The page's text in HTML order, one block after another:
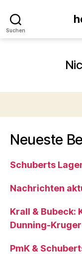
Suchen
Neueste
Schuberts
Nachrichten
Krall & Bubeck:
Dunning-
PmK &